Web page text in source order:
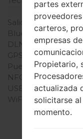
Salida de audio
Bluetooth
DLNA
GPS
Puerto infrarrojo
NFC
USB
WiFi
partes
carteros,
empresas
Propietario,
actualizada
solicitarse
momento.